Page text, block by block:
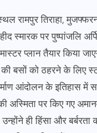
रामपुर तिराहा,
स्मारक पर पुष्पांजलि
प्लान तैयार किया
बसों को ठहरने के लिए
आंदोलन के
पर किए गए
ही हिंसा और